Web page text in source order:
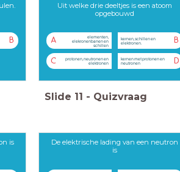
B
Uit welke drie deeltjes is een atoom
opgebouwd
A
elementen,
elekronenbanen en
schillen
B
kernen, schillen en
elektronen.
C protonen, neutronen en
elektronen D
kernen met protonen en
neutronen
Slide 11 - Quizvraag
is
De elektrische lading van een neutron
is